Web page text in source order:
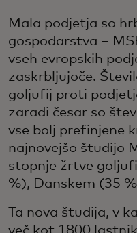
Mala podjetja so
gospodarstva –
vseh evropskih
zaskrbljujoče.
goljufij proti
zaradi česar so
vse bolj prefinjene
najnovejšo študijo
stopnje žrtve
%), Danskem (35
Ta nova študija, v
več kot 1800